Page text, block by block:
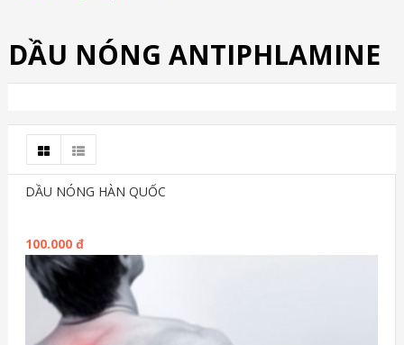
DẦU NÓNG ANTIPHLAMINE
DẦU NÓNG HÀN QUỐC
100.000 đ